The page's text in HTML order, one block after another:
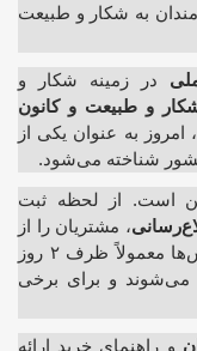
به شکار و طبیعت
در زمینه شکار و
و طبیعت و کانون
، امروز به عنوان یکی از
شناخته می‌شود.
است. از لحظه ثبت
، مشتریان را از
وضعیت سفارش خود آگاه می‌کنیم. سفارش‌ها معمولاً ظرف ۲ روز
می‌شوند و برای برخی
و راهنمای خرید ارائه